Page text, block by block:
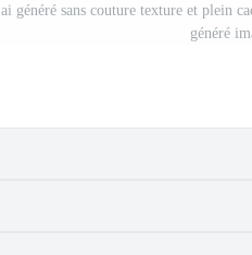
ai généré sans couture texture et plein
généré